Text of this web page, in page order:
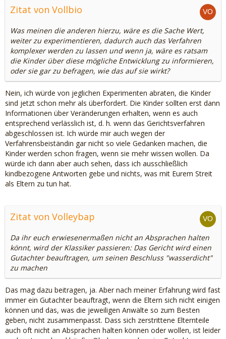
Zitat von Vollbio
Was meinen die anderen hierzu, wäre es die Sache Wert,
weiter zu experimentieren, dadurch auch das Verfahren
komplexer werden zu lassen und wenn ja, wäre es ratsam
die Kinder über diese mögliche Entwicklung zu informieren,
oder sie gar zu befragen, wie das auf sie wirkt?
Nein, ich würde von jeglichen Experimenten abraten, die Kinder
sind jetzt schon mehr als überfordert. Die Kinder sollten erst dann
Informationen über Veränderungen erhalten, wenn es auch
entsprechend verlässlich ist, d. h. wenn das Gerichtsverfahren
abgeschlossen ist. Ich würde mir auch wegen der
Verfahrensbeiständin gar nicht so viele Gedanken machen, die
Kinder werden schon fragen, wenn sie mehr wissen wollen. Da
würde ich dann aber auch sehen, dass ich ausschließlich
kindbezogene Antworten gebe und nichts, was mit Eurem Streit
als Eltern zu tun hat.
Zitat von Volleybap
Da ihr euch erwiesenermaßen nicht an Absprachen halten
könnt, wird der Klassiker passieren: Das Gericht wird einen
Gutachter beauftragen, um seinen Beschluss "wasserdicht"
zu machen
Das mag dazu beitragen, ja. Aber nach meiner Erfahrung wird fast
immer ein Gutachter beauftragt, wenn die Eltern sich nicht einigen
können und das, was die jeweiligen Anwälte so zum Besten
geben, nicht zusammenpasst. Dass sich zerstrittene Elternteile
auch oft nicht an Absprachen halten können oder wollen, ist leider